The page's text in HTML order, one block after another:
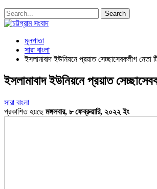
মূলপাতা
সারা বাংলা
ইসলামাবাদ ইউনিয়নে প্রয়াত সেচ্ছাসেবকলীগ নেতা
ইসলামাবাদ ইউনিয়নে প্রয়াত
সারা বাংলা
প্রকাশিত হয়ছেমঙ্গলবার, ৮ ফেব্রুয়ারি, ২০২২ ইং